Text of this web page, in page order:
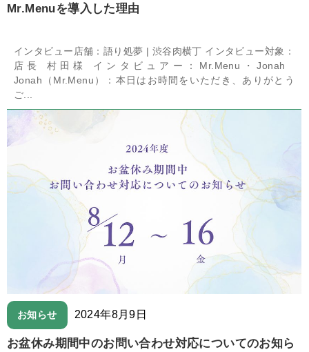
Mr.Menuを導入した理由
インタビュー店舗：語り処夢 | 渋谷肉横丁 インタビュー対象：
店長 村田様 インタビュアー：Mr.Menu・Jonah
Jonah（Mr.Menu）：本日はお時間をいただき、ありがとう
ご...
お知らせ 2024年8月9日
お盆休み期間中のお問い合わせ対応についてのお知ら